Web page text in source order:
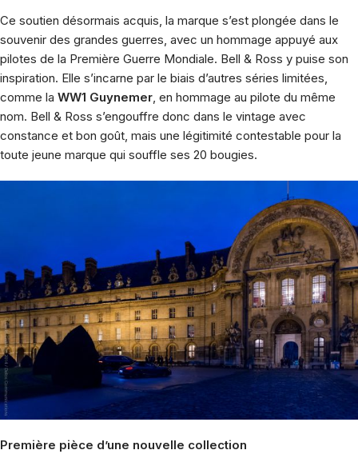
Ce soutien désormais acquis, la marque s’est plongée dans le
souvenir des grandes guerres, avec un hommage appuyé aux
pilotes de la Première Guerre Mondiale. Bell & Ross y puise son
inspiration. Elle s’incarne par le biais d’autres séries limitées,
comme la WW1 Guynemer, en hommage au pilote du même
nom. Bell & Ross s’engouffre donc dans le vintage avec
constance et bon goût, mais une légitimité contestable pour la
toute jeune marque qui souffle ses 20 bougies.
Première pièce d’une nouvelle collection